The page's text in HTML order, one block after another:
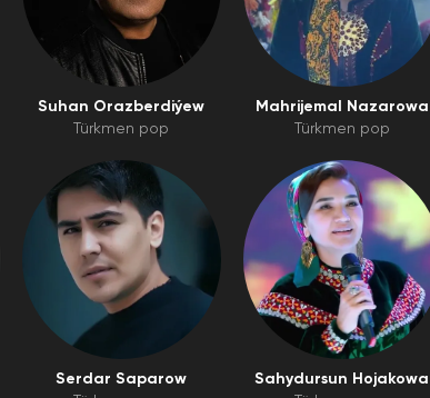
Suhan Orazberdiýew
Türkmen pop
Mahrijemal Nazarowa
Türkmen pop
Serdar Saparow
Sahydursun Hojakowa